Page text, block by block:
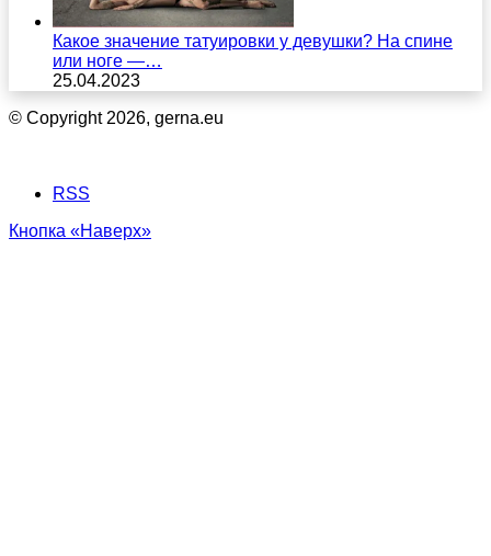
Какое значение татуировки у девушки? На спине
или ноге —…
25.04.2023
© Copyright 2026, gerna.eu
RSS
Кнопка «Наверх»